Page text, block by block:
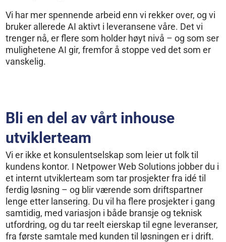
Vi har mer spennende arbeid enn vi rekker over, og vi
bruker allerede AI aktivt i leveransene våre. Det vi
trenger nå, er flere som holder høyt nivå – og som ser
mulighetene AI gir, fremfor å stoppe ved det som er
vanskelig.
Bli en del av vårt inhouse
utviklerteam
Vi er ikke et konsulentselskap som leier ut folk til
kundens kontor. I Netpower Web Solutions jobber du i
et internt utviklerteam som tar prosjekter fra idé til
ferdig løsning – og blir værende som driftspartner
lenge etter lansering. Du vil ha flere prosjekter i gang
samtidig, med variasjon i både bransje og teknisk
utfordring, og du tar reelt eierskap til egne leveranser,
fra første samtale med kunden til løsningen er i drift.